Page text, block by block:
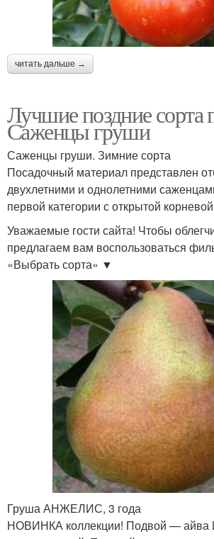
читать дальше →
Лучшие поздние сорта
Саженцы груши
Саженцы груши. Зимние сорта
Посадочный материал представлен
двухлетними и однолетними
первой категории с открытой
Уважаемые гости сайта! Чтобы
предлагаем вам воспользоваться
«Выбрать сорта» ▼
Груша АНЖЕЛИС, 3 года
НОВИНКА коллекции! Подвой — айва